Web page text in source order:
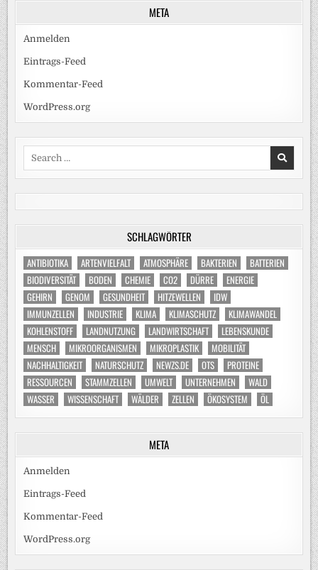
META
Anmelden
Eintrags-Feed
Kommentar-Feed
WordPress.org
Search
SCHLAGWÖRTER
ANTIBIOTIKA ARTENVIELFALT ATMOSPHÄRE BAKTERIEN
BATTERIEN
BIODIVERSITÄT
BODEN CHEMIE CO2 DÜRRE
ENERGIE
GEHIRN
GENOM GESUNDHEIT HITZEWELLEN
IDW
IMMUNZELLEN
INDUSTRIE KLIMA KLIMASCHUTZ
KLIMAWANDEL
KOHLENSTOFF
LANDNUTZUNG LANDWIRTSCHAFT
LEBENSKUNDE
MENSCH
MIKROORGANISMEN MIKROPLASTIK
MOBILITÄT
NACHHALTIGKEIT
NATURSCHUTZ NEWZS.DE OTS
PROTEINE
RESSOURCEN
STAMMZELLEN UMWELT UNTERNEHMEN
WALD
WASSER
WISSENSCHAFT WÄLDER ZELLEN ÖKOSYSTEM ÖL
META
Anmelden
Eintrags-Feed
Kommentar-Feed
WordPress.org